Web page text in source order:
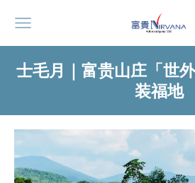
士毛月｜富贵山庄「世
装福地